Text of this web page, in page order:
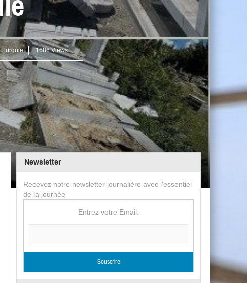
Turquie 1686 Views
Newsletter
Recevez notre newsletter journalière avec l'essentiel
de la journée
Entrez votre Email: